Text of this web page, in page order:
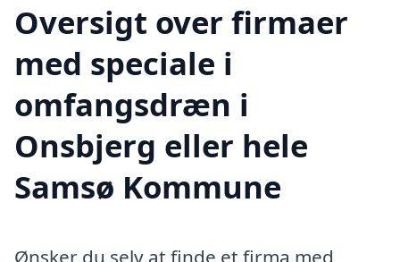
Oversigt over firmaer
med speciale i
omfangsdræn i
Onsbjerg eller hele
Samsø Kommune
Ønsker du selv at finde et firma med